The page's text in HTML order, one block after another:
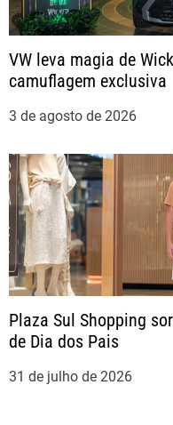
s
t
VW leva magia de
camuflagem exclusiva
3 de agosto de 2026
Plaza Sul Shopping
de Dia dos Pais
31 de julho de 2026